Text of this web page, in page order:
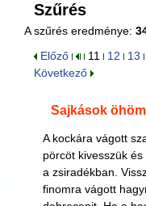
Szűrés
A szűrés eredménye:
Előző
11 12 13
Következő
Sajkások
A kockára vágott
pörcöt kivesszük
a zsiradékban.
finomra vágott